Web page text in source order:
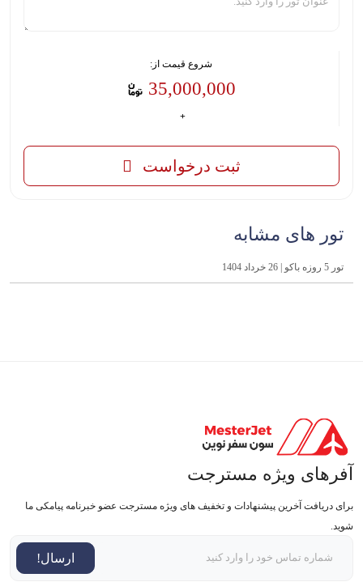
شروع قیمت از:
35,000,000
ثبت درخواست
تور های مشابه
تور 5 روزه باکو | 26 خرداد 1404
آفرهای ویژه مسترجت
برای دریافت آخرین پیشنهادات و تخفیف های ویژه مسترجت عضو خبرنامه پیامکی ما
شوید.
ارسال!